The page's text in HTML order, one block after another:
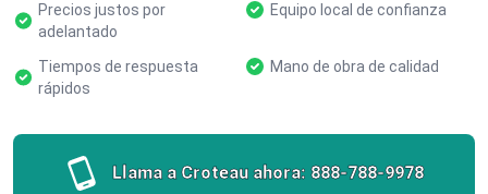
Precios justos por
adelantado
Equipo local de confianza
Tiempos de respuesta
rápidos
Mano de obra de calidad
Llama a Croteau ahora: 888-788-9978